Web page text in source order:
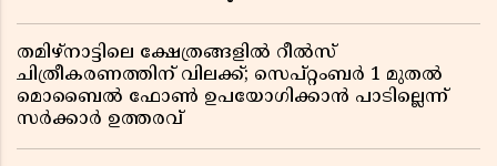
തമിഴ്‌നാട്ടിലെ ക്ഷേത്രങ്ങളിൽ റീൽസ്
ചിത്രീകരണത്തിന് വിലക്ക്; സെപ്റ്റംബർ 1 മുതൽ
മൊബൈൽ ഫോൺ ഉപയോഗിക്കാൻ പാടില്ലെന്ന്
സർക്കാർ ഉത്തരവ്